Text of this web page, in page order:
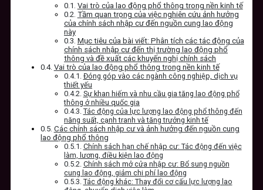
Vai trò của lao động phổ thông trong nền kinh tế
Tầm quan trọng của việc nghiên cứu ảnh hưởng
của chính sách nhập cư đến nguồn cung lao động
này
Mục tiêu của bài viết: Phân tích các tác động của
chính sách nhập cư đến thị trường lao động phổ
thông và đề xuất các khuyến nghị chính sách
Vai trò của lao động phổ thông trong nền kinh tế
Đóng góp vào các ngành công nghiệp, dịch vụ
thiết yếu
Sự khan hiếm và nhu cầu gia tăng lao động phổ
thông ở nhiều quốc gia
Tác động của lực lượng lao động phổ thông đến
năng suất, cạnh tranh và tăng trưởng kinh tế
Các chính sách nhập cư và ảnh hưởng đến nguồn cung
lao động phổ thông
Chính sách hạn chế nhập cư: Tác động đến việc
làm, lương, điều kiện lao động
Chính sách mở cửa nhập cư: Bổ sung nguồn
cung lao động, giảm chi phí lao động
Tác động khác: Thay đổi cơ cấu lực lượng lao